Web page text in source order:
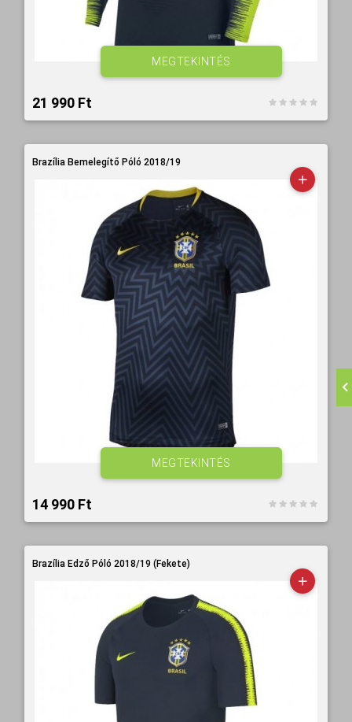
21 990 Ft‎
MEGTEKINTÉS
Brazília Bemelegítő Póló 2018/19
14 990 Ft‎
MEGTEKINTÉS
Brazília Edző Póló 2018/19 (Fekete)